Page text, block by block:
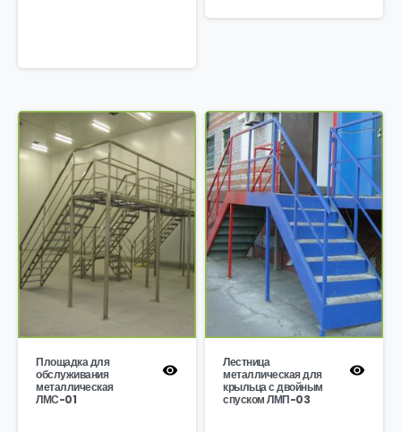
Площадка для
обслуживания
металлическая
ЛМС-01
Лестница
металлическая для
крыльца с двойным
спуском ЛМП-03